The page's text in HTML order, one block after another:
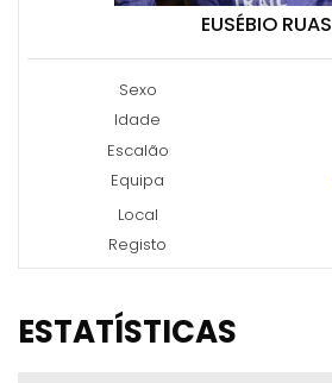
EUSÉBIO RUAS
Sexo
Idade
Escalão
Equipa
Local
Registo
ESTATÍSTICAS